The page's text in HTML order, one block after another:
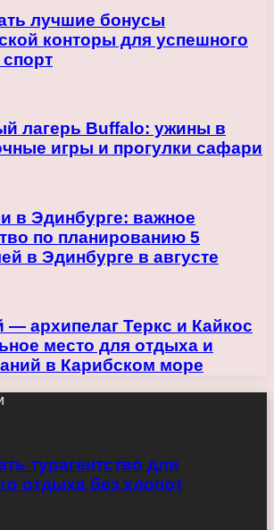
лучшие бонусы
конторы для успешного
спорт
лагерь Buffalo: ужины в
игры и прогулки сафари
в Эдинбурге: важное
по планированию 5
в Эдинбурге в августе
— архипелаг Теркс и Кайкос
место для отдыха и
в Карибском море
турагентство для
отдыха без хлопот